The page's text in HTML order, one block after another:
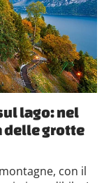
lago: nel
delle grotte
con il